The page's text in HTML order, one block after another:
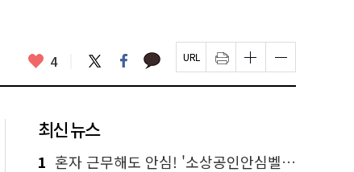
좋
요
4 트
위
터
페
이
스
카
카 페
이
지
인
쇄
하
글
자
크
하
글
자
크
하
최신 뉴스
1 혼자 근무해도 안심! '소상공인안심벨' 신청하세요